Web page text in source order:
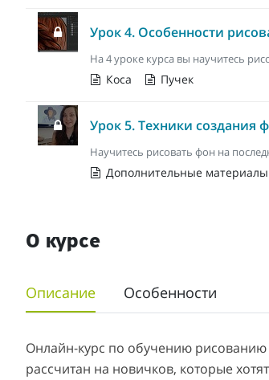
Урок 4. Особенности
На 4 уроке курса вы научитесь
Коса Пучек
Урок 5. Техники создания
Научитесь рисовать фон на
Дополнительные материалы
О курсе
Описание Особенности
Онлайн-курс по обучению
рассчитан на новичков, которые